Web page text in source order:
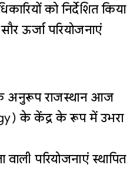
को निर्देशित किया
ऊर्जा परियोजनाएं
अनुरूप राजस्थान आज
के केंद्र के रूप में उभरा
परियोजनाएं स्थापित